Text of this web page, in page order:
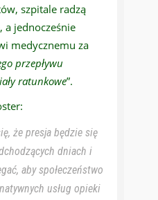
szpitale radzą
a jednocześnie
medycznemu za
przepływu
ratunkowe”.
że presja będzie się
dniach i
aby społeczeństwo
usług opieki